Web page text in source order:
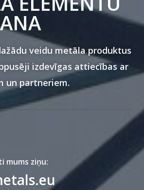
veidu metāla produktus
izdevīgas attiecības ar
un partneriem.
mums ziņu: